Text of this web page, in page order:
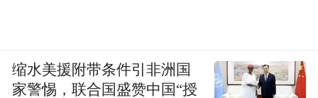
缩水美援附带条件引非洲国
家警惕，联合国盛赞中国“授